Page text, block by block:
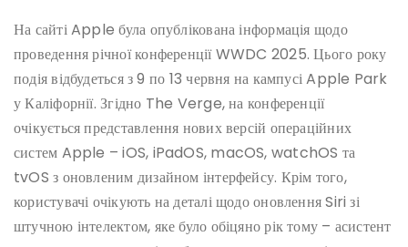
На сайті Apple була опублікована інформація щодо
проведення річної конференції WWDC 2025. Цього року
подія відбудеться з 9 по 13 червня на кампусі Apple Park
у Каліфорнії. Згідно The Verge, на конференції
очікується представлення нових версій операційних
систем Apple – iOS, iPadOS, macOS, watchOS та
tvOS з оновленим дизайном інтерфейсу. Крім того,
користувачі очікують на деталі щодо оновлення Siri зі
штучною інтелектом, яке було обіцяно рік тому – асистент